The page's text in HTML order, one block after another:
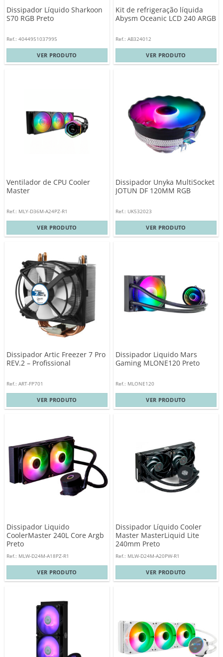
Dissipador Líquido Sharkoon
S70 RGB Preto
Ref.: 4044951037995
VER PRODUTO
Kit de refrigeração líquida
Abysm Oceanic LCD 240 ARGB
Ref.: AB324012
VER PRODUTO
Ventilador de CPU Cooler
Master
Ref.: MLY-D36M-A24PZ-R1
VER PRODUTO
Dissipador Unyka MultiSocket
JOTUN DF 120MM RGB
Ref.: UK532023
VER PRODUTO
Dissipador Artic Freezer 7 Pro
REV.2 – Profissional
Ref.: ART-FP701
VER PRODUTO
Dissipador Liquido Mars
Gaming MLONE120 Preto
Ref.: MLONE120
VER PRODUTO
Dissipador Liquido
CoolerMaster 240L Core Argb
Preto
Ref.: MLW-D24M-A18PZ-R1
VER PRODUTO
Dissipador Líquido Cooler
Master MasterLiquid Lite
240mm Preto
Ref.: MLW-D24M-A20PW-R1
VER PRODUTO